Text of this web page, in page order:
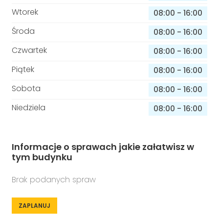
Wtorek
08:00 - 16:00
Środa
08:00 - 16:00
Czwartek
08:00 - 16:00
Piątek
08:00 - 16:00
Sobota
08:00 - 16:00
Niedziela
08:00 - 16:00
Informacje o sprawach jakie załatwisz w
tym budynku
Brak podanych spraw
ZAPLANUJ